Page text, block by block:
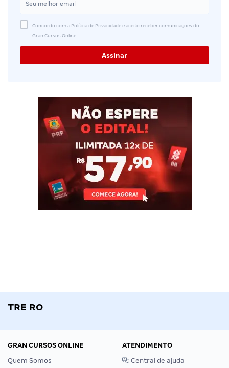
Concordo com a Política de Privacidade e aceito receber comunicações do
Gran Cursos Online.
TRE RO
GRAN CURSOS ONLINE
Quem Somos
ATENDIMENTO
Central de ajuda